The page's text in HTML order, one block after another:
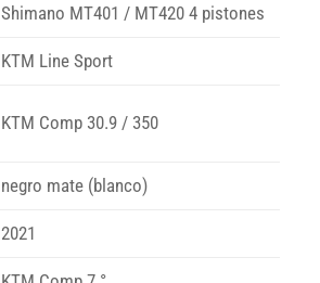
Shimano MT401 / MT420 4 pistones
KTM Line Sport
KTM Comp 30.9 / 350
negro mate (blanco)
2021